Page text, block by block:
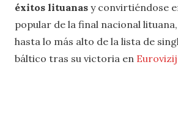
éxitos lituanas y convirtiéndose
popular de la final nacional
hasta lo más alto de la lista de
báltico tras su victoria en